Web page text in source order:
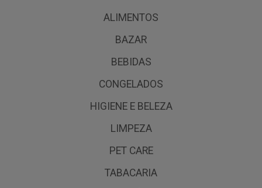
ALIMENTOS
BAZAR
BEBIDAS
CONGELADOS
HIGIENE E BELEZA
LIMPEZA
PET CARE
TABACARIA